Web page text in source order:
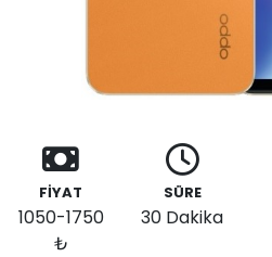
FİYAT
1050-1750
₺
SÜRE
30 Dakika